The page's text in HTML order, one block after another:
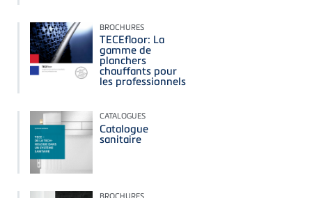
BROCHURES
TECEfloor: La
gamme de
planchers
chauffants pour
les professionnels
CATALOGUES
Catalogue
sanitaire
BROCHURES